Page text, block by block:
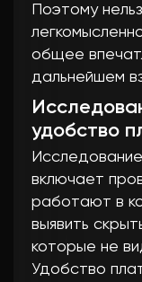
Поэтому
общее
дальнейшем
удобство
включает
работают в
выявить
которые не
Удобство